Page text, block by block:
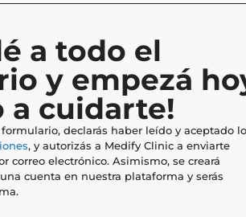
a todo el
y empezá
a cuidarte!
declarás haber leído y aceptado
, y autorizás a Medify Clinic a enviarte
correo electrónico. Asimismo, se creará
cuenta en nuestra plataforma y serás